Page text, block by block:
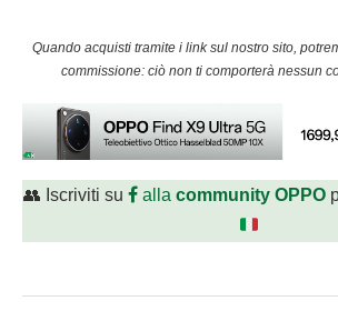
Quando acquisti tramite i link sul nostro sito,
commissione: ciò non ti comporterà nessun
👥 Iscriviti su alla community OPPO